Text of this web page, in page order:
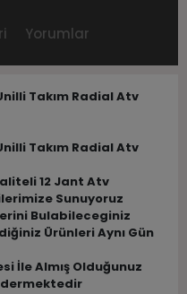
Yorumlar
Takım Radial Atv
Takım Radial Atv
12 Jant Atv
Sunuyoruz
Bulabileceginiz
Ürünleri Aynı Gün
İle Almış Olduğunuz